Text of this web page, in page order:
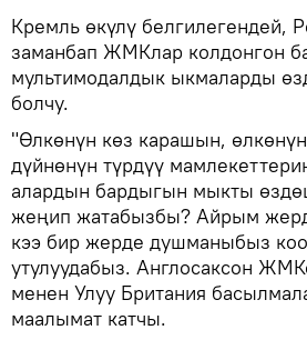
Кремль өкүлү белгилегендей,
заманбап ЖМКлар колдонгон
мультимодалдык ыкмаларды
болчу.
"Өлкөнүн көз карашын,
дүйнөнүн түрдүү
алардын бардыгын мыкты
жеңип жатабызбы? Айрым
кээ бир жерде душманыбыз
утулуудабыз. Англосаксон
менен Улуу Британия
маалымат катчы.